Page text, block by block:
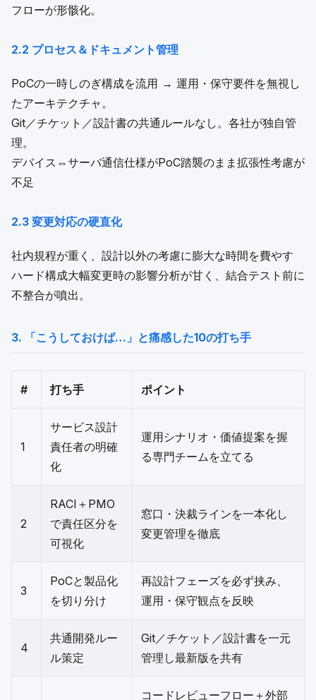
フローが形骸化。
2.2 プロセス＆ドキュメント管理
PoCの一時しのぎ構成を流用 → 運用・保守要件を無視し
たアーキテクチャ。
Git／チケット／設計書の共通ルールなし。各社が独自管
理。
デバイス⇔サーバ通信仕様がPoC踏襲のまま拡張性考慮が
不足
2.3 変更対応の硬直化
社内規程が重く、設計以外の考慮に膨大な時間を費やす
ハード構成大幅変更時の影響分析が甘く、結合テスト前に
不整合が噴出。
3. 「こうしておけば…」と痛感した10の打ち手
# 打ち手 ポイント
1
サービス設計
責任者の明確
化
運用シナリオ・価値提案を握
る専門チームを立てる
2
RACI＋PMO
で責任区分を
可視化
窓口・決裁ラインを一本化し
変更管理を徹底
3
PoCと製品化
を切り分け
再設計フェーズを必ず挟み、
運用・保守観点を反映
4
共通開発ルー
ル策定
Git／チケット／設計書を一元
管理し最新版を共有
コードレビューフロー＋外部